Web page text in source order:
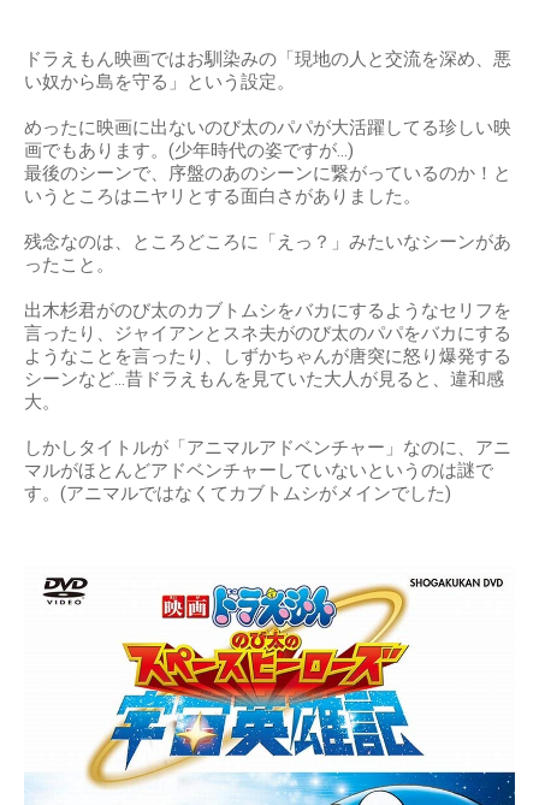
ドラえもん映画ではお馴染みの「現地の人と交流を深め、悪
い奴から島を守る」という設定。
めったに映画に出ないのび太のパパが大活躍してる珍しい映
画でもあります。(少年時代の姿ですが…)
最後のシーンで、序盤のあのシーンに繋がっているのか！と
いうところはニヤリとする面白さがありました。
残念なのは、ところどころに「えっ？」みたいなシーンがあ
ったこと。
出木杉君がのび太のカブトムシをバカにするようなセリフを
言ったり、ジャイアンとスネ夫がのび太のパパをバカにする
ようなことを言ったり、しずかちゃんが唐突に怒り爆発する
シーンなど…昔ドラえもんを見ていた大人が見ると、違和感
大。
しかしタイトルが「アニマルアドベンチャー」なのに、アニ
マルがほとんどアドベンチャーしていないというのは謎で
す。(アニマルではなくてカブトムシがメインでした)